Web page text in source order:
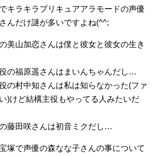
キラキラプリキュアアラモードの声優
んだけ謎が多いですよね(^^;
美山加恋さんは僕と彼女と彼女の生き
の福原遥さんはまいんちゃんだし…
の村中知さんは私は知らなかった(ファ
)けど結構主役もやってる人みたいだ
藤田咲さんは初音ミクだし…
塚で声優の森なな子さんの事について